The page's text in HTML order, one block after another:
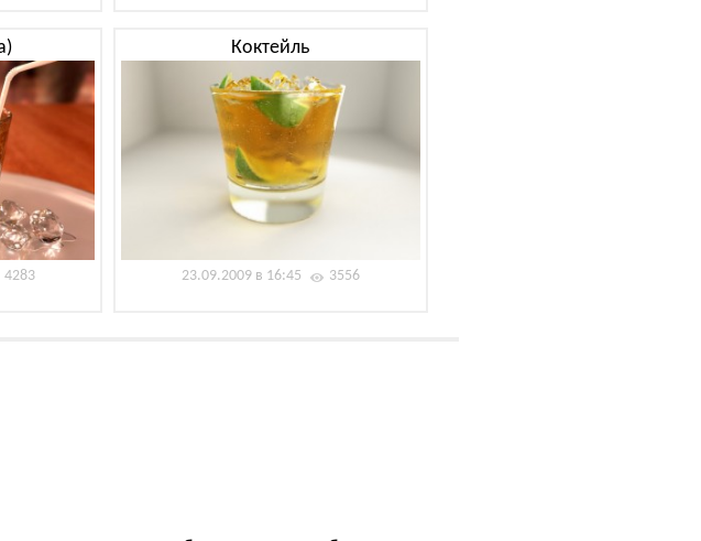
4283
Коктейль
23.09.2009 в 16:45 3556